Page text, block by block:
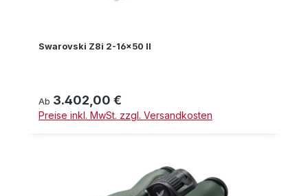
Swarovski Z8i 2-16x50 II
Regulärer Preis:
Ab 3.402,00 €
Preise inkl. MwSt. zzgl. Versandkosten